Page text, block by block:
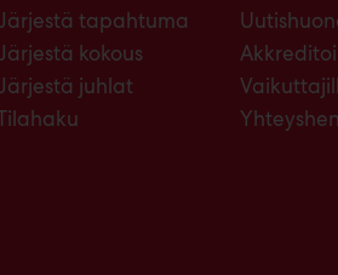
tapahtuma
kokous
juhlat